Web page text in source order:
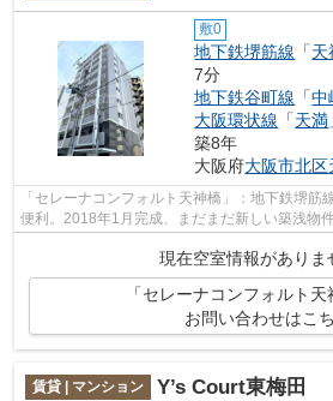
敷0
地下鉄堺筋線 「天
7分
地下鉄谷町線 「中
大阪環状線 「天満
築8年
大阪府大阪市北区
「セレーナコンフォルト天神橋」：地下鉄堺筋
便利。2018年1月完成、まだまだ新しい築浅物
ざいます。共用設備も充実した、一押し...
現在空室情報がありま
「セレーナコンフォルト
お問い合わせはこ
賃貸 | マンション Y’s Court東梅田